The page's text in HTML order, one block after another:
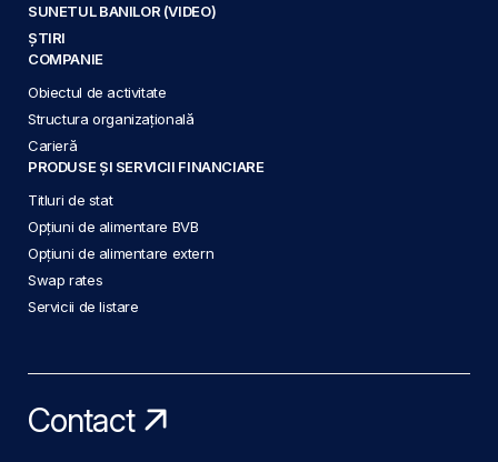
SUNETUL BANILOR (VIDEO)
ȘTIRI
COMPANIE
Obiectul de activitate
Structura organizațională
Carieră
PRODUSE ȘI SERVICII FINANCIARE
Titluri de stat
Opțiuni de alimentare BVB
Opțiuni de alimentare extern
Swap rates
Servicii de listare
Contact